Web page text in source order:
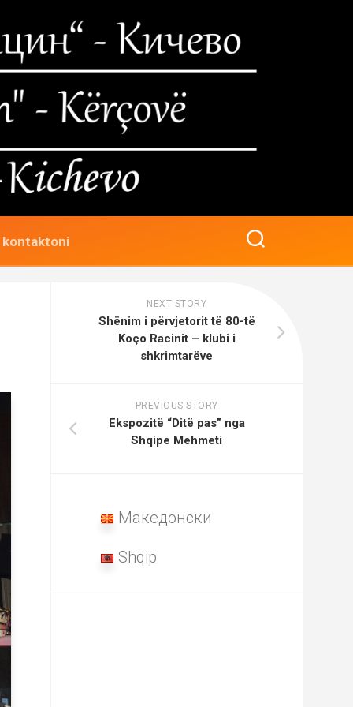
kontaktoni
NEXT STORY
Shënim i përvjetorit të 80-të
Koço Racinit – klubi i
shkrimtarëve
PREVIOUS STORY
Ekspozitë “Ditë pas” nga
Shqipe Mehmeti
Македонски
Shqip